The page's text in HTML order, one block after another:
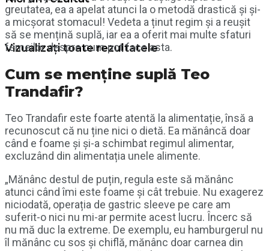
Vizualizați toate rezultatele
greutatea, ea a apelat atunci la o metodă drastică și și-
a micșorat stomacul! Vedeta a ținut regim și a reușit
să se mențină suplă, iar ea a oferit mai multe sfaturi
femeilor despre cum pot face asta.
Cum se menține suplă Teo
Trandafir?
Teo Trandafir este foarte atentă la alimentație, însă a
recunoscut că nu ține nici o dietă. Ea mănâncă doar
când e foame și și-a schimbat regimul alimentar,
excluzând din alimentația unele alimente.
„Mănânc destul de puțin, regula este să mănânc
atunci când îmi este foame și cât trebuie. Nu exagerez
niciodată, operația de gastric sleeve pe care am
suferit-o nici nu mi-ar permite acest lucru. Încerc să
nu mă duc la extreme. De exemplu, eu hamburgerul nu
îl mănânc cu sos și chiflă, mănânc doar carnea din